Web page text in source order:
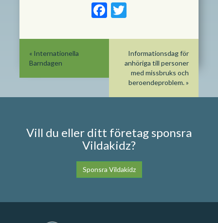
Facebook
Twitter
Informationsdag för
anhöriga till personer
med missbruks och
beroendeproblem.»
« Internationella
Barndagen
Vill du eller ditt företag sponsra
Vildakidz?
Sponsra Vildakidz